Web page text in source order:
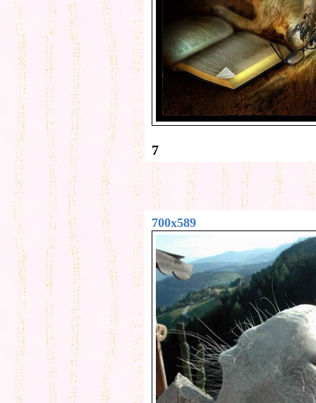
7
700x589